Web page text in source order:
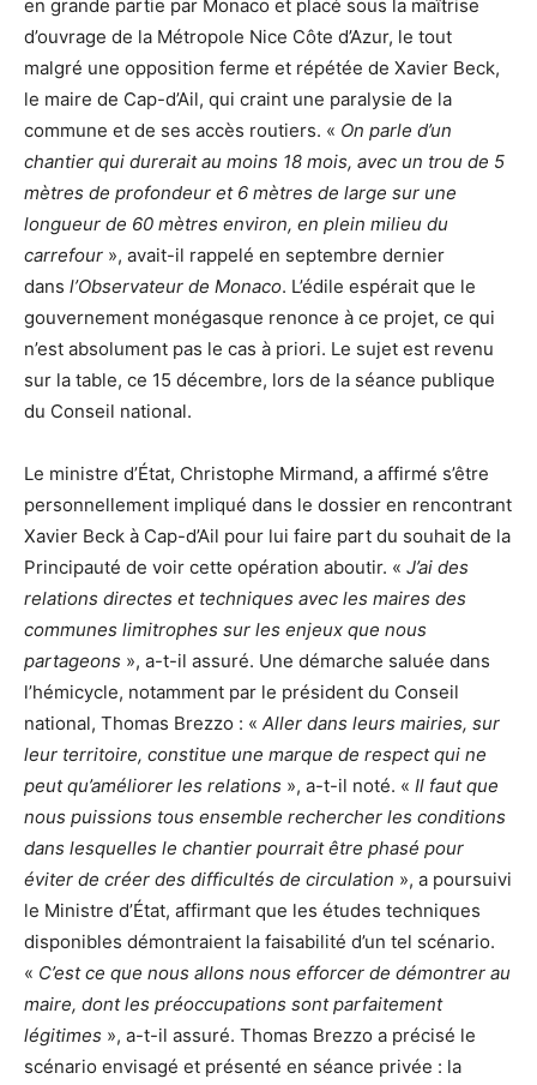
en grande partie par Monaco et placé sous la maîtrise
d’ouvrage de la Métropole Nice Côte d’Azur, le tout
malgré une opposition ferme et répétée de Xavier Beck,
le maire de Cap-d’Ail, qui craint une paralysie de la
commune et de ses accès routiers. « On parle d’un
chantier qui durerait au moins 18 mois, avec un trou de 5
mètres de profondeur et 6 mètres de large sur une
longueur de 60 mètres environ, en plein milieu du
carrefour », avait-il rappelé en septembre dernier
dans l’Observateur de Monaco. L’édile espérait que le
gouvernement monégasque renonce à ce projet, ce qui
n’est absolument pas le cas à priori. Le sujet est revenu
sur la table, ce 15 décembre, lors de la séance publique
du Conseil national.
Le ministre d’État, Christophe Mirmand, a affirmé s’être
personnellement impliqué dans le dossier en rencontrant
Xavier Beck à Cap-d’Ail pour lui faire part du souhait de la
Principauté de voir cette opération aboutir. « J’ai des
relations directes et techniques avec les maires des
communes limitrophes sur les enjeux que nous
partageons », a-t-il assuré. Une démarche saluée dans
l’hémicycle, notamment par le président du Conseil
national, Thomas Brezzo : « Aller dans leurs mairies, sur
leur territoire, constitue une marque de respect qui ne
peut qu’améliorer les relations », a-t-il noté. « Il faut que
nous puissions tous ensemble rechercher les conditions
dans lesquelles le chantier pourrait être phasé pour
éviter de créer des difficultés de circulation », a poursuivi
le Ministre d’État, affirmant que les études techniques
disponibles démontraient la faisabilité d’un tel scénario.
« C’est ce que nous allons nous efforcer de démontrer au
maire, dont les préoccupations sont parfaitement
légitimes », a-t-il assuré. Thomas Brezzo a précisé le
scénario envisagé et présenté en séance privée : la